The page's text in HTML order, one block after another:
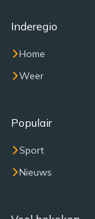
Inderegio
Home
Weer
Populair
Sport
Nieuws